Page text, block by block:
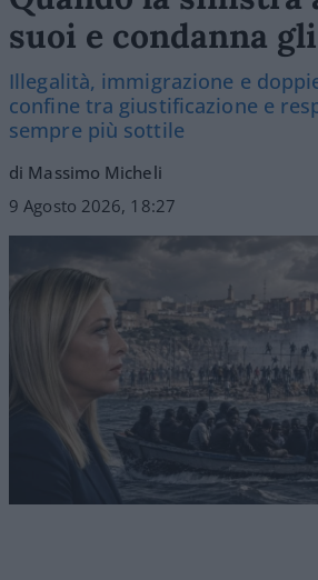
suoi e condanna
Illegalità, immigrazione e
confine tra giustificazione e
sempre più sottile
di Massimo Micheli
9 Agosto 2026, 18:27